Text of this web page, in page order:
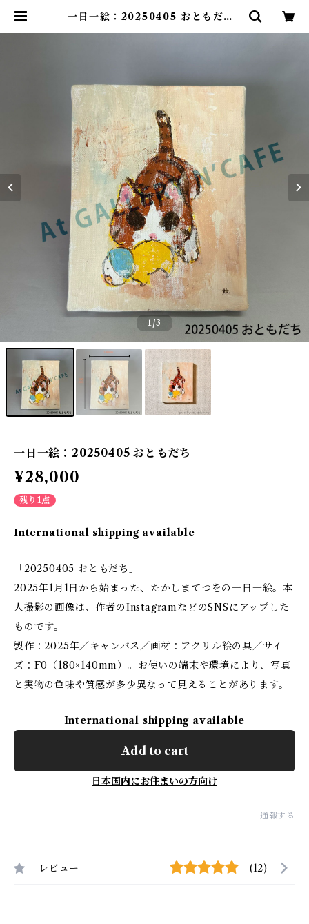
一日一絵：20250405 おともだち |
1/3
一日一絵：20250405 おともだち
¥28,000
残り1点
International shipping available
「20250405 おともだち」
2025年1月1日から始まった、たかしまてつをの一日一絵。本
人撮影の画像は、作者のInstagramなどのSNSにアップした
ものです。
製作：2025年／キャンバス／画材：アクリル絵の具／サイ
ズ：F0（180×140mm）。お使いの端末や環境により、写真
と実物の色味や質感が多少異なって見えることがあります。
International shipping available
Add to cart
日本国内にお住まいの方向け
通報する
レビュー (12)